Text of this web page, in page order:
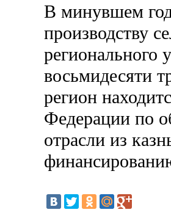
В минувшем
производству
регионального
восьмидесяти
регион
Федерации по
отрасли из